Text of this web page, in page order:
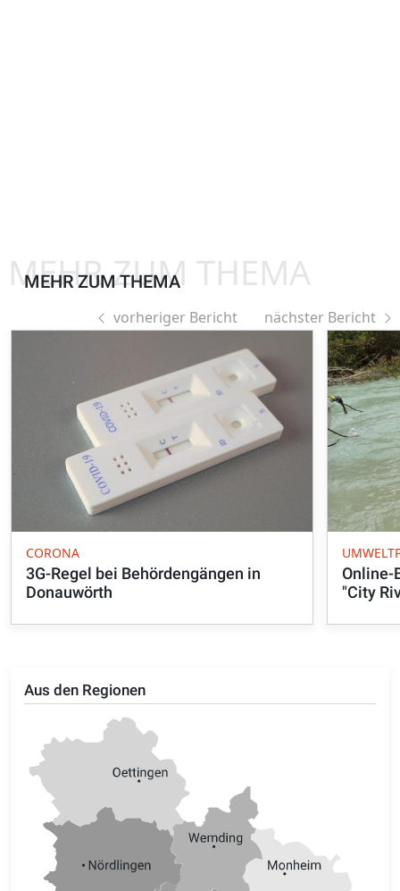
Aus den Regionen
MEHR ZUM THEMA
MEHR ZUM THEMA
vorheriger Bericht nächster Bericht
CORONA
3G-Regel bei Behördengängen in
Donauwörth
Online-
"City